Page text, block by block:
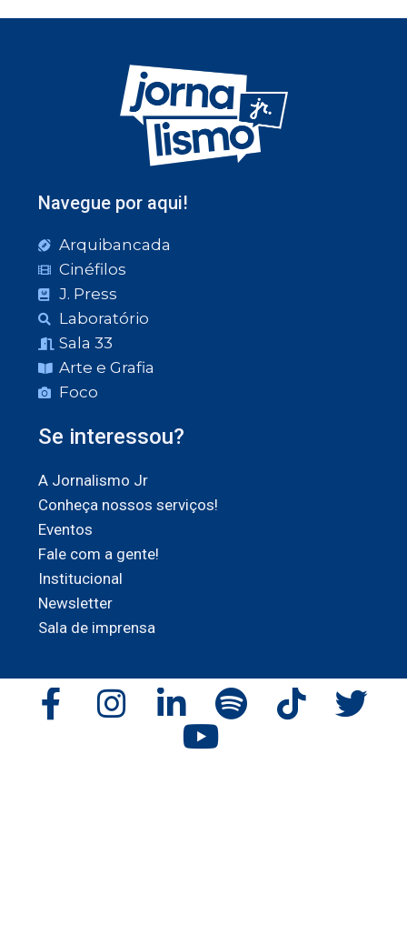
Navegue por aqui!
Arquibancada
Cinéfilos
J. Press
Laboratório
Sala 33
Arte e Grafia
Foco
Se interessou?
A Jornalismo Jr
Conheça nossos serviços!
Eventos
Fale com a gente!
Institucional
Newsletter
Sala de imprensa